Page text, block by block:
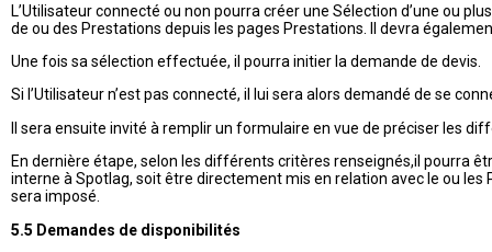
L’Utilisateur connecté ou non pourra créer une Sélection d’une ou
de ou des Prestations depuis les pages Prestations. Il devra
Une fois sa sélection effectuée, il pourra initier la demande de devis.
Si l’Utilisateur n’est pas connecté, il lui sera alors demandé de se
Il sera ensuite invité à remplir un formulaire en vue de préciser les
En dernière étape, selon les différents critères renseignés,il pourra
interne à Spotlag, soit être directement mis en relation avec le ou
sera imposé.
5.5 Demandes de disponibilités